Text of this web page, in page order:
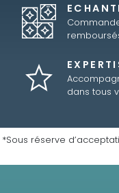
dans tous
*Sous réserve